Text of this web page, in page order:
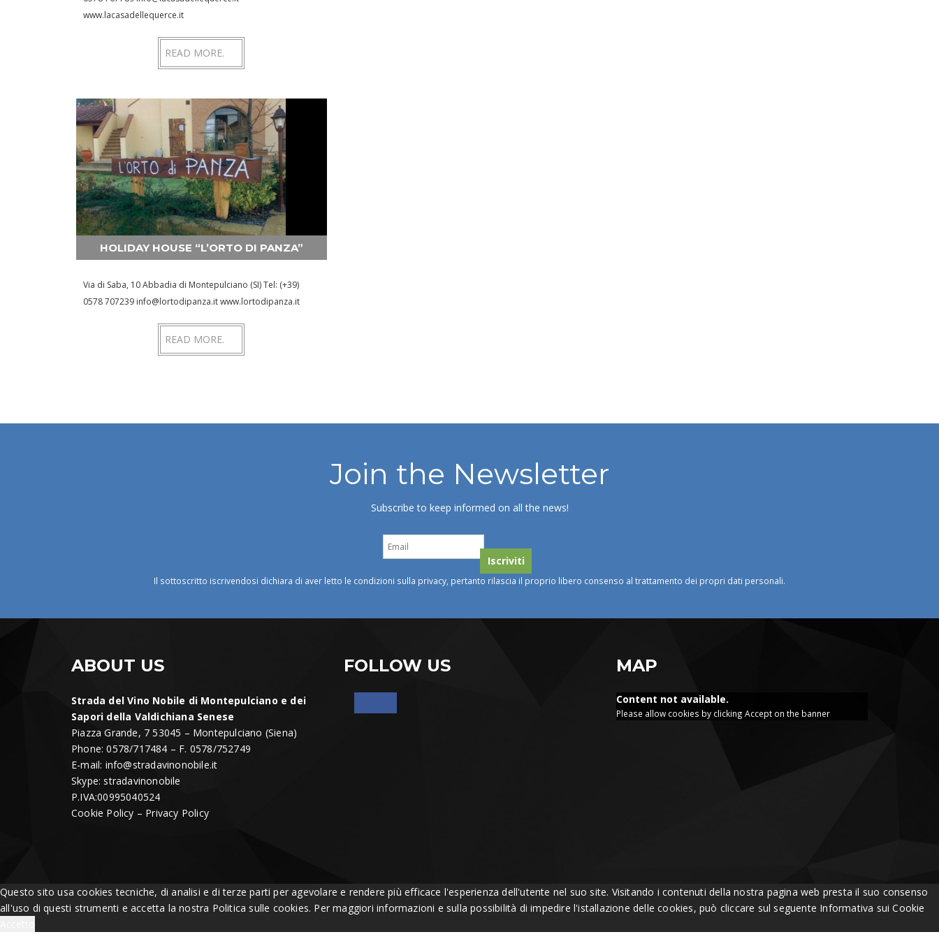
www.lacasadellequerce.it
READ MORE.
HOLIDAY HOUSE “L’ORTO DI PANZA”
Via di Saba, 10 Abbadia di Montepulciano (SI) Tel: (+39)
0578 707239 info@lortodipanza.it www.lortodipanza.it
READ MORE.
Join the Newsletter
Subscribe to keep informed on all the news!
Il sottoscritto iscrivendosi dichiara di aver letto le condizioni sulla privacy, pertanto rilascia il proprio libero consenso al trattamento dei propri dati personali.
ABOUT US
Strada del Vino Nobile di Montepulciano e dei
Sapori della Valdichiana Senese
Piazza Grande, 7 53045 – Montepulciano (Siena)
Phone: 0578/717484 – F. 0578/752749
E-mail: info@stradavinonobile.it
Skype: stradavinonobile
P.IVA:00995040524
Cookie Policy – Privacy Policy
FOLLOW US MAP
Content not available.
Please allow cookies by clicking Accept on the banner
Questo sito usa cookies tecniche, di analisi e di terze parti per agevolare e rendere più efficace l'esperienza dell'utente nel suo site. Visitando i contenuti della nostra pagina web presta il suo consenso
all'uso di questi strumenti e accetta la nostra Politica sulle cookies. Per maggiori informazioni e sulla possibilità di impedire l'istallazione delle cookies, può cliccare sul seguente Informativa sui Cookie